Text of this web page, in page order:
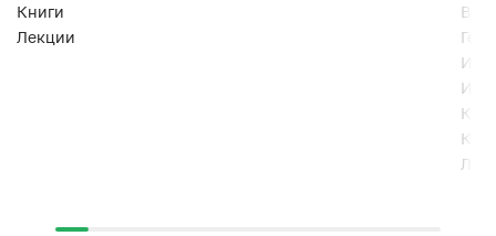
Книги
Лекции